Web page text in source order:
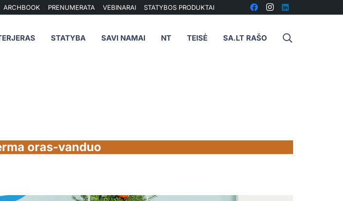
ARCHBOOK PRENUMERATA VEBINARAI STATYBOS PRODUKTAI
STATYBA SAVI NAMAI NT TEISĖ SA.LT RAŠO
oras-vanduo